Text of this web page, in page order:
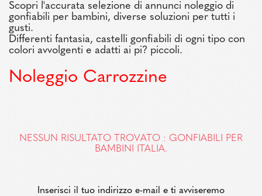
Scopri l'accurata selezione di annunci noleggio di
gonfiabili per bambini, diverse soluzioni per tutti i
gusti.
Differenti fantasia, castelli gonfiabili di ogni tipo con
colori avvolgenti e adatti ai pi? piccoli.
Noleggio Carrozzine
NESSUN RISULTATO TROVATO : GONFIABILI PER
BAMBINI ITALIA.
Inserisci il tuo indirizzo e-mail e ti avviseremo